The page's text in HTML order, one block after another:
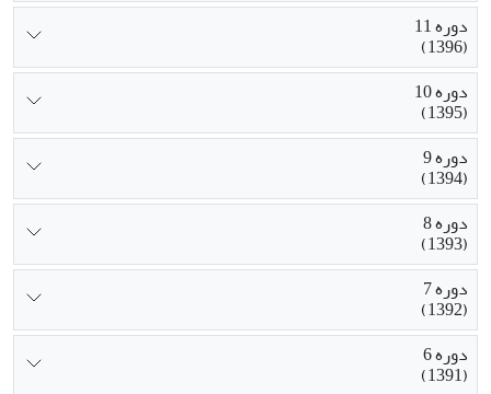
دوره 11
(1396)
دوره 10
(1395)
دوره 9
(1394)
دوره 8
(1393)
دوره 7
(1392)
دوره 6
(1391)